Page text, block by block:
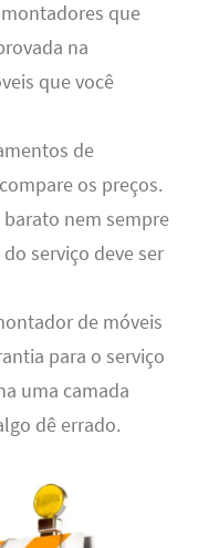
que
na
que você
de
os preços.
nem sempre
serviço deve ser
de móveis
para o serviço
uma camada
dê errado.